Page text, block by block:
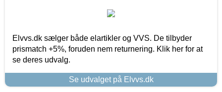
Elvvs.dk sælger både elartikler og VVS. De tilbyder
prismatch +5%, foruden nem returnering. Klik her for at
se deres udvalg.
Se udvalget på Elvvs.dk